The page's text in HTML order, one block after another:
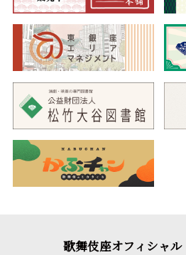
歌舞伎座オフィシャ